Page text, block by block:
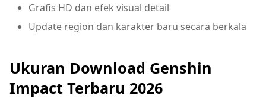
Grafis HD dan efek visual detail
Update region dan karakter baru secara berkala
Ukuran Download Genshin
Impact Terbaru 2026